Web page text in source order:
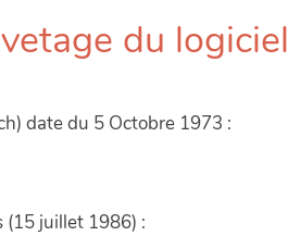
du logiciel
date du 5 Octobre 1973 :
(15 juillet 1986) :